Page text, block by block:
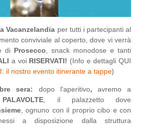
Vacanzelandia per tutti i partecipanti al
conviviale al coperto, dove vi verrà
di Prosecco , snack monodose e tanti
a voi RISERVATI! (Info e dettagli QUI
il nostro evento itinerante a tappe)
sera: dopo l'aperitivo, avremo a
PALAVOLTE , il palazzetto dove
, ognuno con il proprio cibo e con
a disposizione dalla struttura